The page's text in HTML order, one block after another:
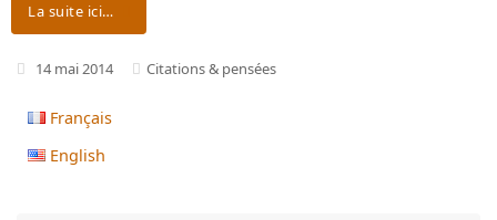
La suite ici…
14 mai 2014 Citations & pensées
Français
English